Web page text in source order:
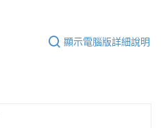
顯示電腦版詳細說明